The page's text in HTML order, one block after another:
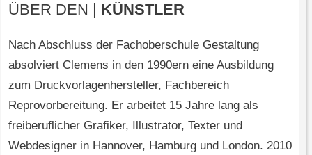
ÜBER DEN | KÜNSTLER
Nach Abschluss der Fachoberschule Gestaltung
absolviert Clemens in den 1990ern eine Ausbildung
zum Druckvorlagenhersteller, Fachbereich
Reprovorbereitung. Er arbeitet 15 Jahre lang als
freiberuflicher Grafiker, Illustrator, Texter und
Webdesigner in Hannover, Hamburg und London. 2010